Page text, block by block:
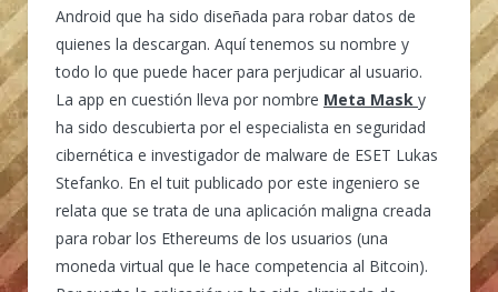
Android que ha sido diseñada para robar datos de
quienes la descargan. Aquí tenemos su nombre y
todo lo que puede hacer para perjudicar al usuario.
La app en cuestión lleva por nombre Meta Mask y
ha sido descubierta por el especialista en seguridad
cibernética e investigador de malware de ESET Lukas
Stefanko. En el tuit publicado por este ingeniero se
relata que se trata de una aplicación maligna creada
para robar los Ethereums de los usuarios (una
moneda virtual que le hace competencia al Bitcoin).